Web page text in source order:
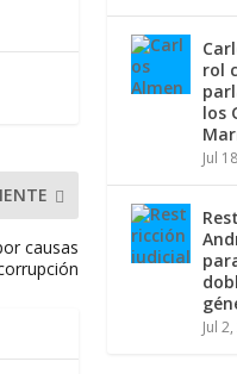
causas
rol
los
Jul
Jul